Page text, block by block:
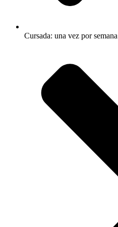
Cursada: una vez por semana